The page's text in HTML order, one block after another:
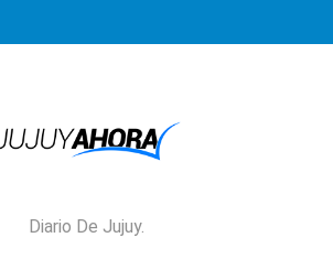
Jujuy Ahora!
Diario De Jujuy.